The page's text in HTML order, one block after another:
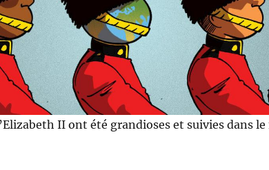
II ont été grandioses et suivies dans le